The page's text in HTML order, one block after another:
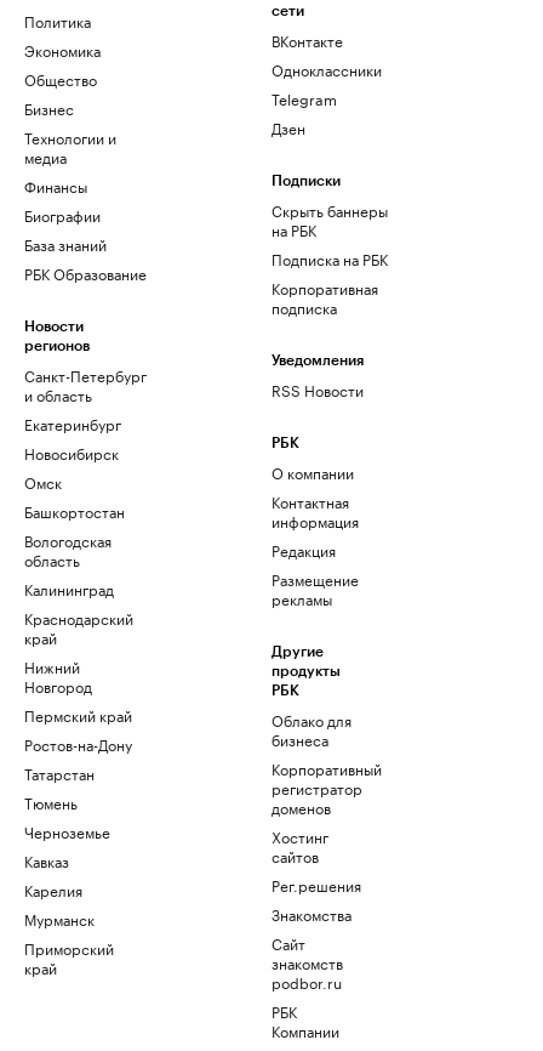
Политика
Экономика
Общество
Бизнес
Технологии и
медиа
Финансы
Биографии
База знаний
РБК Образование
Новости
регионов
Санкт-Петербург
и область
Екатеринбург
Новосибирск
Омск
Башкортостан
Вологодская
область
Калининград
Краснодарский
край
Нижний
Новгород
Пермский край
Ростов-на-Дону
Татарстан
Тюмень
Черноземье
Кавказ
Карелия
Мурманск
Приморский
край
сети
ВКонтакте
Одноклассники
Telegram
Дзен
Подписки
Скрыть баннеры
на РБК
Подписка на РБК
Корпоративная
подписка
Уведомления
RSS Новости
РБК
О компании
Контактная
информация
Редакция
Размещение
рекламы
Другие
продукты
РБК
Облако для
бизнеса
Корпоративный
регистратор
доменов
Хостинг
сайтов
Рег.решения
Знакомства
Сайт
знакомств
podbor.ru
РБК
Компании